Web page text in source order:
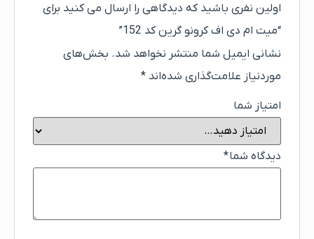
اولین نفری باشید که دیدگاهی را ارسال می کنید برای
“میت ام دی اف کرونو گرین کد 152”
نشانی ایمیل شما منتشر نخواهد شد. بخش‌های
موردنیاز علامت‌گذاری شده‌اند *
امتیاز شما
دیدگاه شما*